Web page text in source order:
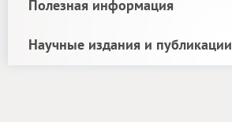
Полезная информация
Научные издания и публикации